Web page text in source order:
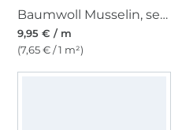
Baumwoll Musselin, senfgelb
9,95 € / m
(7,65 € / 1 m²)